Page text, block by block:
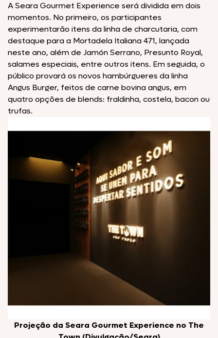
A Seara Gourmet Experience será dividida em dois
momentos. No primeiro, os participantes
experimentarão itens da linha de charcutaria, com
destaque para a Mortadela Italiana 471, lançada
neste ano, além de Jamón Serrano, Presunto Royal,
salames especiais, entre outros itens. Em seguida, o
público provará os novos hambúrgueres da linha
Angus Burger, feitos de carne bovina angus, em
quatro opções de blends: fraldinha, costela, bacon ou
trufas.
Projeção da Seara Gourmet Experience no The